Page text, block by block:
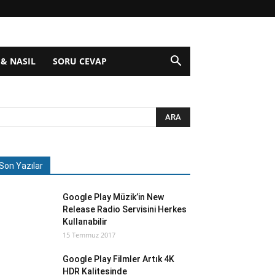
NASIL SORU CEVAP
Yazılar
Google Play Müzik’in New
Release Radio Servisini Herkes
Kullanabilir
15 Temmuz 2017
Google Play Filmler Artık 4K
HDR Kalitesinde